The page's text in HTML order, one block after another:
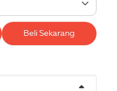
Beli Sekarang